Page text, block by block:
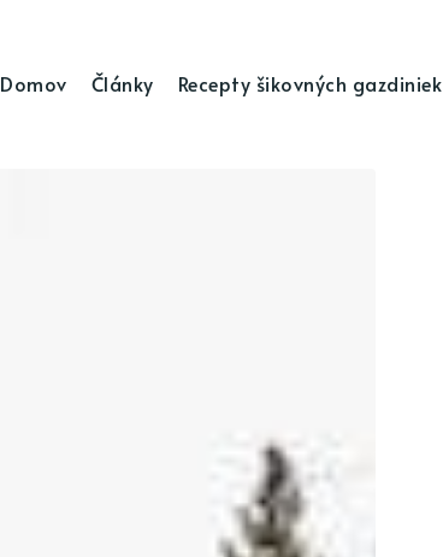
Domov Články Recepty šikovných gazdiniek